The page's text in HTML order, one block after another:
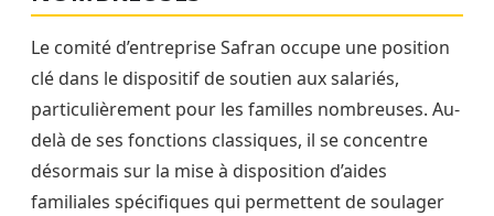
Le comité d’entreprise Safran occupe une position
clé dans le dispositif de soutien aux salariés,
particulièrement pour les familles nombreuses. Au-
delà de ses fonctions classiques, il se concentre
désormais sur la mise à disposition d’aides
familiales spécifiques qui permettent de soulager